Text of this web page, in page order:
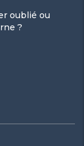
oublié ou
?